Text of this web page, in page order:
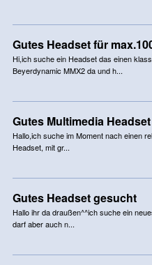
Gutes Headset für
Hi,ich suche ein Headset das einen
Beyerdynamic MMX2 da und h...
Gutes Multimedia Headset
Hallo,ich suche im Moment nach einen
Headset, mit gr...
Gutes Headset gesucht
Hallo ihr da draußen^^ich suche ein
darf aber auch n...